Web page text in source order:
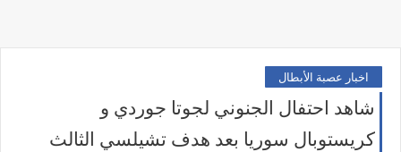
اخبار عصبة الأبطال
شاهد احتفال الجنوني لجوتا جوردي و
كريستوبال سوريا بعد هدف تشيلسي الثالث